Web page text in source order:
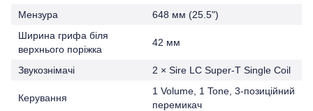
Мензура
648 мм (25.5")
Ширина грифа біля
верхнього поріжка
42 мм
Звукознімачі 2 × Sire LC Super-T Single Coil
Керування
1 Volume, 1 Tone, 3-позиційний
перемикач